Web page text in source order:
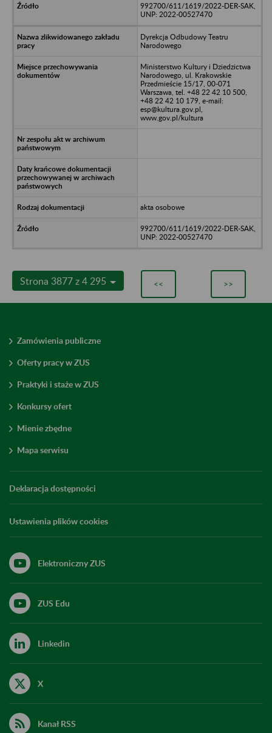
992700/611/1619/2022-DER-SAK,
UNP: 2022-00527470
Dyrekcja Odbudowy Teatru
Narodowego
Ministerstwo Kultury i Dziedzictwa
Narodowego, ul. Krakowskie
Przedmieście 15/17, 00-071
Warszawa, tel. +48 22 42 10 500,
+48 22 42 10 179, e-mail:
esp@kultura.gov.pl,
www.gov.pl/kultura
akta osobowe
992700/611/1619/2022-DER-SAK,
UNP: 2022-00527470
Strona 3877 z 4 295 << >>
Zamówienia publiczne
Oferty pracy w ZUS
Praktyki i staże w ZUS
Konkursy ofert
Mienie zbędne
Mapa serwisu
Deklaracja dostępności
Ustawienia plików cookies
Elektroniczny ZUS
ZUS Edu
Linkedin
X
Kanał RSS